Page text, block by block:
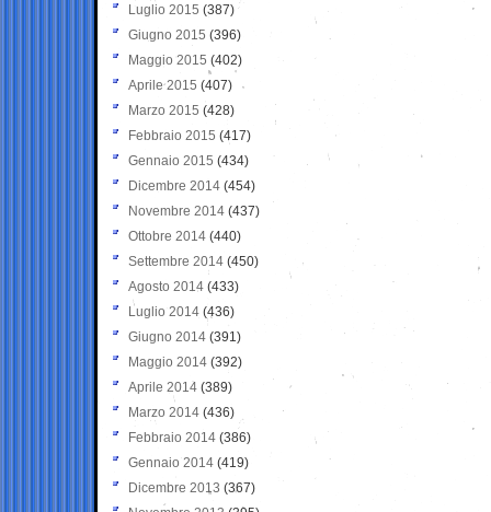
Luglio 2015 (387)
Giugno 2015 (396)
Maggio 2015 (402)
Aprile 2015 (407)
Marzo 2015 (428)
Febbraio 2015 (417)
Gennaio 2015 (434)
Dicembre 2014 (454)
Novembre 2014 (437)
Ottobre 2014 (440)
Settembre 2014 (450)
Agosto 2014 (433)
Luglio 2014 (436)
Giugno 2014 (391)
Maggio 2014 (392)
Aprile 2014 (389)
Marzo 2014 (436)
Febbraio 2014 (386)
Gennaio 2014 (419)
Dicembre 2013 (367)